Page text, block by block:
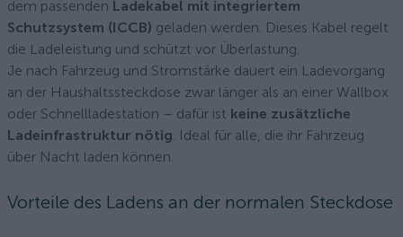
dem passenden Ladekabel mit integriertem
Schutzsystem (ICCB) geladen werden. Dieses Kabel regelt
die Ladeleistung und schützt vor Überlastung.
Je nach Fahrzeug und Stromstärke dauert ein Ladevorgang
an der Haushaltssteckdose zwar länger als an einer Wallbox
oder Schnellladestation – dafür ist keine zusätzliche
Ladeinfrastruktur nötig. Ideal für alle, die ihr Fahrzeug
über Nacht laden können.
Vorteile des Ladens an der normalen Steckdose